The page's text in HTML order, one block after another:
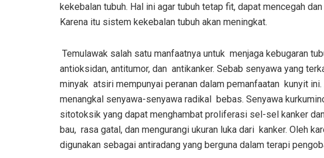
kekebalan tubuh. Hal ini agar tubuh tetap fit, dapat mencegah
Karena itu sistem kekebalan tubuh akan meningkat.
Temulawak salah satu manfaatnya untuk menjaga kebugaran
antioksidan, antitumor, dan antikanker. Sebab senyawa yang
minyak atsiri mempunyai peranan dalam pemanfaatan kunyit
menangkal senyawa-senyawa radikal bebas. Senyawa
sitotoksik yang dapat menghambat proliferasi sel-sel kanker
bau, rasa gatal, dan mengurangi ukuran luka dari kanker. Oleh
digunakan sebagai antiradang yang berguna dalam terapi